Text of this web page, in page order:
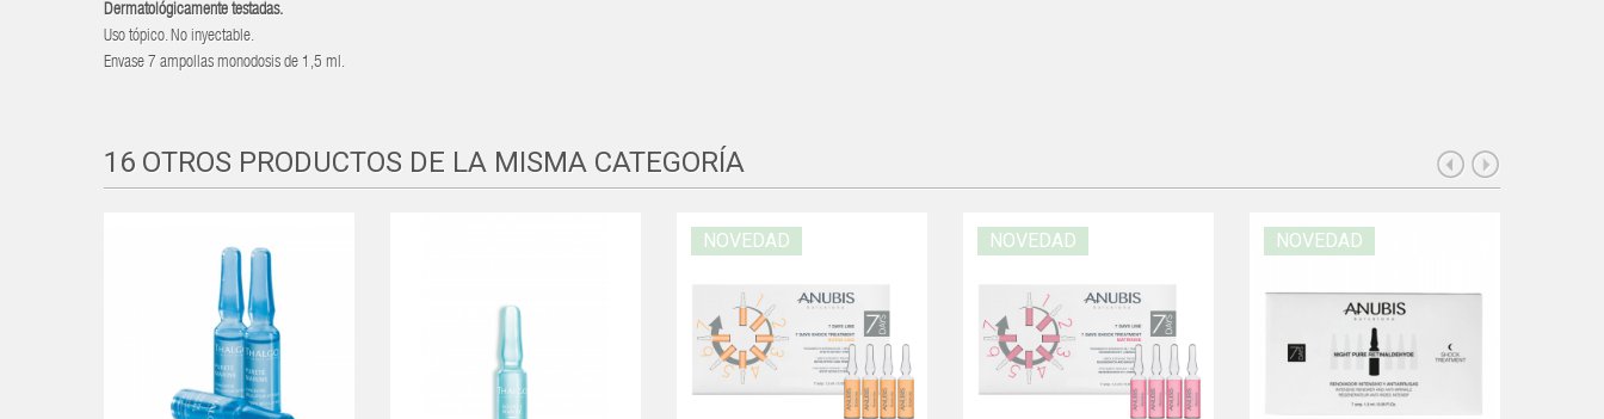
Dermatológicamente testadas.
Uso tópico. No inyectable.
Envase 7 ampollas monodosis de 1,5 ml.
16 OTROS PRODUCTOS DE LA MISMA CATEGORÍA
NOVEDAD NOVEDAD NOVEDAD